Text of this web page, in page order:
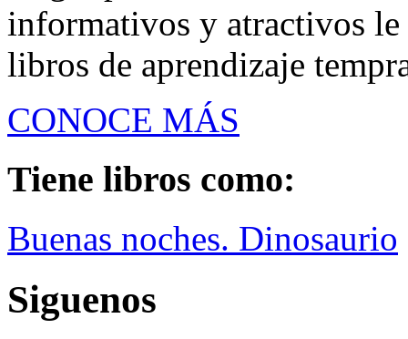
informativos y atractivos le
libros de aprendizaje
CONOCE MÁS
Tiene libros como:
Buenas noches. Dinosaurio
Siguenos